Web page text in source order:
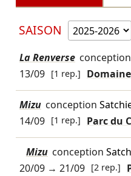
SAISON
La Renverse conception
13/09 [1 rep.]
Mizu conception
14/09 [1 rep.] Parc du
Mizu conception
20/09→ 21/09 [2 rep.]